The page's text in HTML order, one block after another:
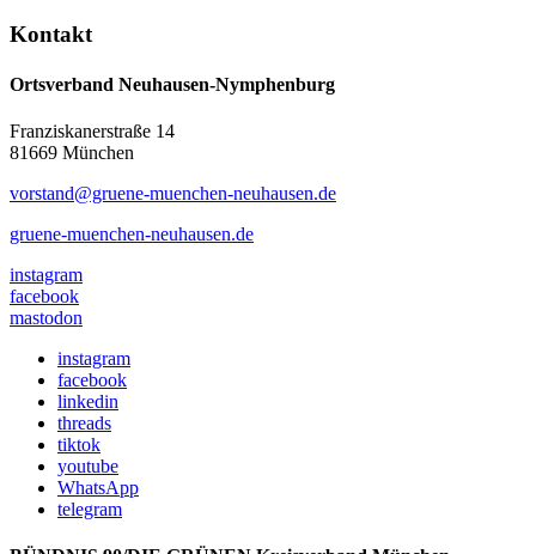
Kontakt
Ortsverband Neuhausen-Nymphenburg
Franziskanerstraße 14
81669 München
vorstand@gruene-muenchen-neuhausen.de
gruene-muenchen-neuhausen.de
instagram
facebook
mastodon
instagram
facebook
linkedin
threads
tiktok
youtube
WhatsApp
telegram